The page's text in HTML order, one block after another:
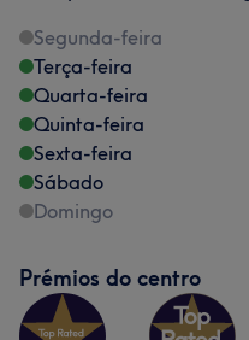
Segunda-feira
Terça-feira
Quarta-feira
Quinta-feira
Sexta-feira
Sábado
Domingo
Prémios do centro